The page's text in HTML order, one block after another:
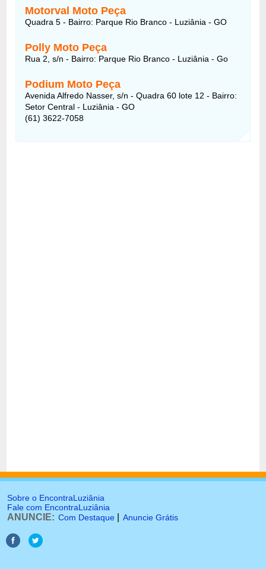
Motorval Moto Peça
Quadra 5 - Bairro: Parque Rio Branco - Luziânia - GO
Polly Moto Peça
Rua 2, s/n - Bairro: Parque Rio Branco - Luziânia - Go
Podium Moto Peça
Avenida Alfredo Nasser, s/n - Quadra 60 lote 12 - Bairro:
Setor Central - Luziânia - GO
(61) 3622-7058
Sobre o EncontraLuziânia
Fale com EncontraLuziânia
ANUNCIE: Com Destaque Anuncie Grátis